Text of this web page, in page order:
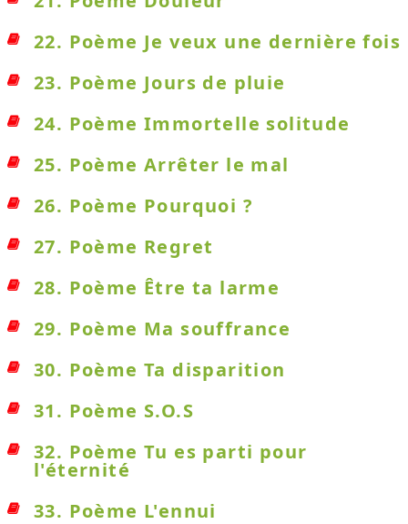
22. Poème Je veux une dernière fois
23. Poème Jours de pluie
24. Poème Immortelle solitude
25. Poème Arrêter le mal
26. Poème Pourquoi ?
27. Poème Regret
28. Poème Être ta larme
29. Poème Ma souffrance
30. Poème Ta disparition
31. Poème S.O.S
32. Poème Tu es parti pour
l'éternité
33. Poème L'ennui